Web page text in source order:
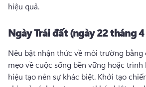
hiệu quả.
Ngày Trái đất (ngày 22 tháng
Nêu bật nhận thức về môi trường bằng
mẹo về cuộc sống bền vững hoặc
hiệu tạo nên sự khác biệt. Khởi tạo